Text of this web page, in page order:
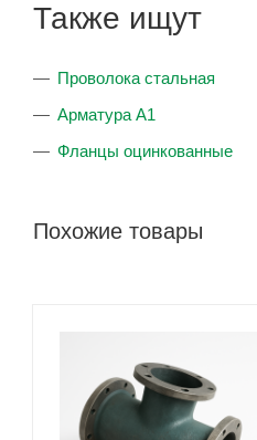
Также ищут
Проволока стальная
Арматура А1
Фланцы оцинкованные
Похожие товары